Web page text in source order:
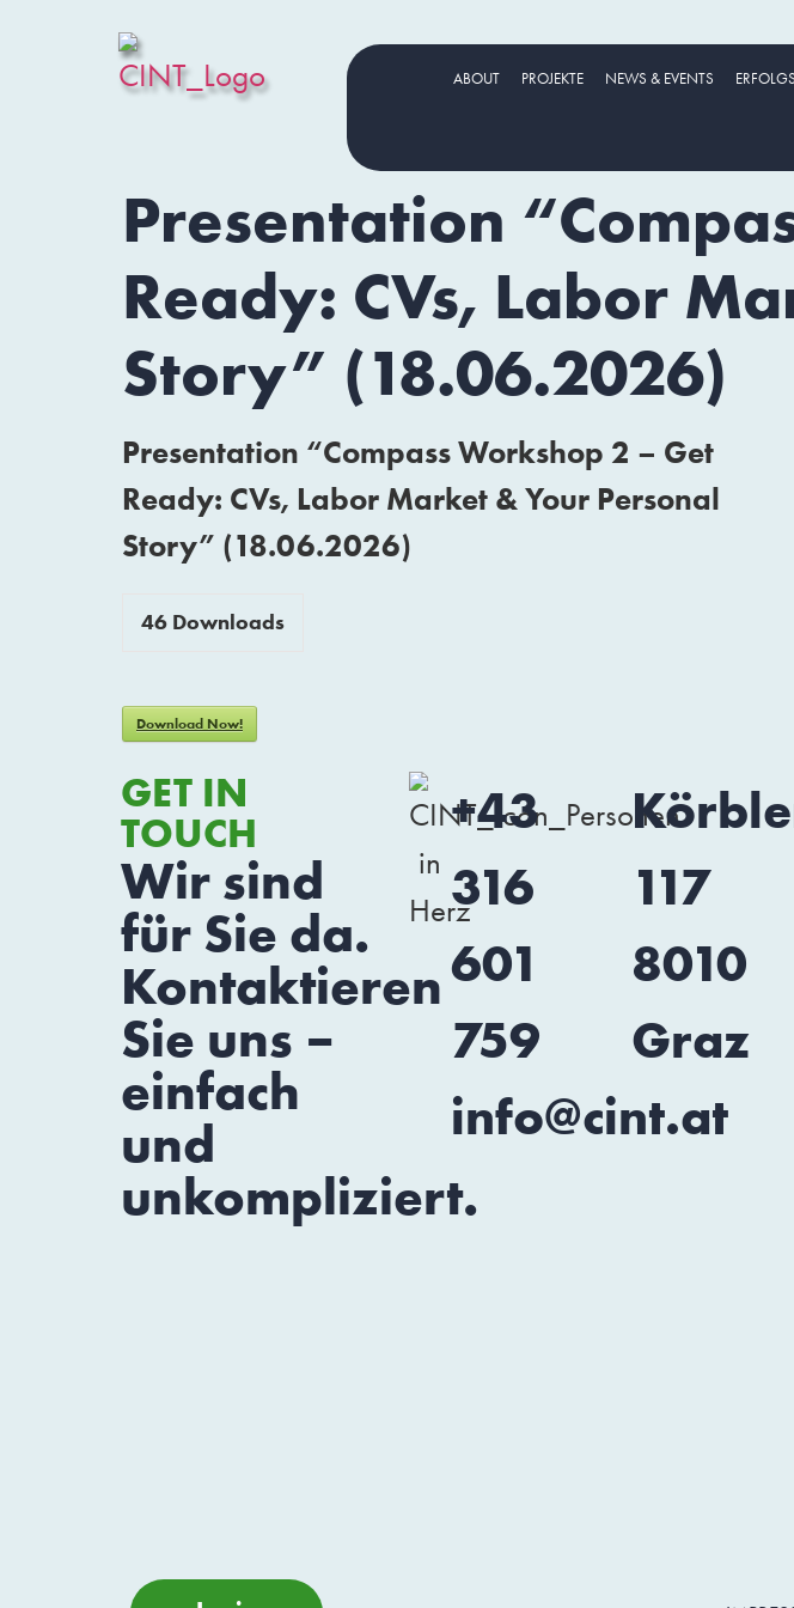
ABOUT PROJEKTE NEWS & EVENTS
Presentation
Ready: CVs, Labor
Story” (18.06.2026)
Presentation “Compass Workshop 2 – Get
Ready: CVs, Labor Market & Your Personal
Story” (18.06.2026)
46 Downloads
Download Now!
GET IN
TOUCH
Wir sind
für Sie da.
Kontaktieren
Sie uns –
einfach
und
unkompliziert.
+43
316
601
759
info@cint.at
117
8010
Graz